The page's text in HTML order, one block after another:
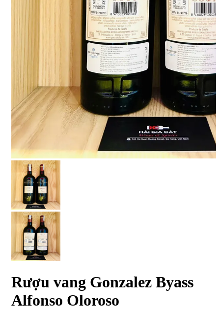
Rượu vang Gonzalez Byass
Alfonso Oloroso